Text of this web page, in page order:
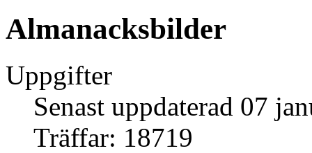
Almanacksbilder
Uppgifter
Senast uppdaterad 07
Träffar: 18719